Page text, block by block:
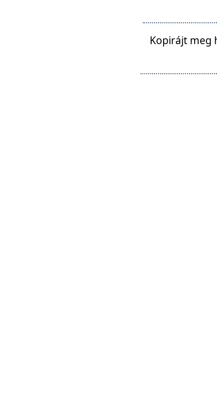
Kopirájt meg